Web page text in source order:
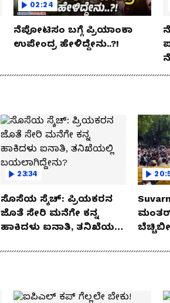
02:24
ನೆಪೋಟಿಸಂ ಬಗ್ಗೆ ಪ್ರಿಯಾಂಕಾ
ಉಪೇಂದ್ರ ಹೇಳಿದ್ದೇನು..?!
23:34
ಸೊಸೆಯ ಸ್ಕೆಚ್: ಪ್ರಿಯಕರನ
ಜೊತೆ ಸೇರಿ ಮನೆಗೇ ಕನ್ನ
ಹಾಕಿದಳು ಐನಾತಿ, ತನಿಖೆಯಲ್ಲಿ